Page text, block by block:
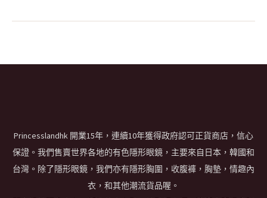
Princesslandhk 開業15年，連續10年獲得政府認可正貨商店，信心
保證。我們售賣世界各地的有色隱形眼鏡，主要來自日本，韓國和
台灣。除了隱形眼鏡，我們亦有隱形胸圍，收腹褲，胸墊，情趣內
衣，和其他潮流貨品喔。